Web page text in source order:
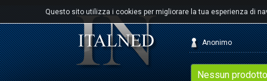
Questo sito utilizza i cookies per migliorare la tua esperienza di
Nessun
Anonimo